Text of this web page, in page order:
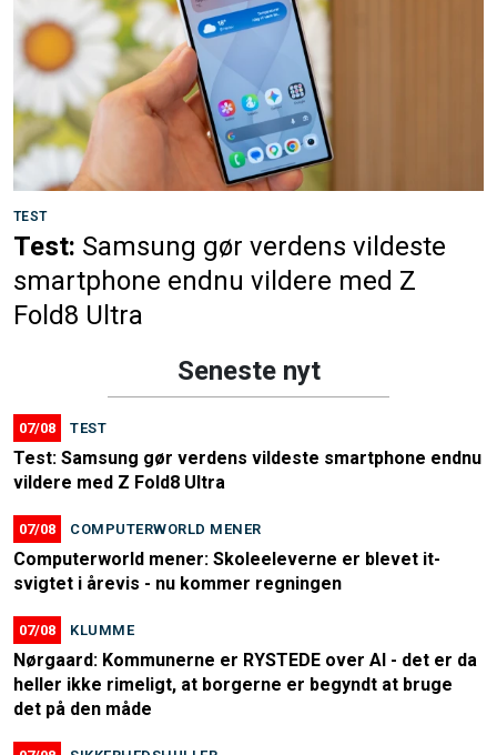
TEST
Test: Samsung gør verdens vildeste
smartphone endnu vildere med Z
Fold8 Ultra
Seneste nyt
07/08 TEST
Test: Samsung gør verdens vildeste smartphone endnu
vildere med Z Fold8 Ultra
07/08 COMPUTERWORLD MENER
Computerworld mener: Skoleeleverne er blevet it-
svigtet i årevis - nu kommer regningen
07/08 KLUMME
Nørgaard: Kommunerne er RYSTEDE over AI - det er da
heller ikke rimeligt, at borgerne er begyndt at bruge
det på den måde